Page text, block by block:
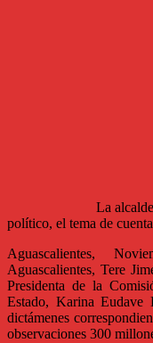
La
político, el tema de
Aguascalientes,
Aguascalientes, Tere
Presidenta de la
Estado, Karina Eudave
dictámenes
observaciones 300